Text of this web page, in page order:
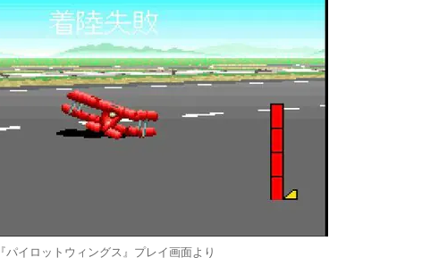
『パイロットウィングス』プレイ画面より